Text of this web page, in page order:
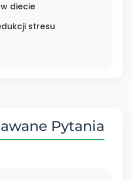
diecie
stresu
Pytania